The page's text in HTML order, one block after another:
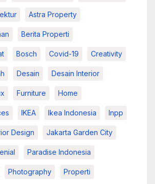
Astra Property
Berita Properti
Bosch Covid-19 Creativity
Desain Desain Interior
Furniture Home
IKEA Ikea Indonesia Inpp
Design Jakarta Garden City
Paradise Indonesia
Photography Properti